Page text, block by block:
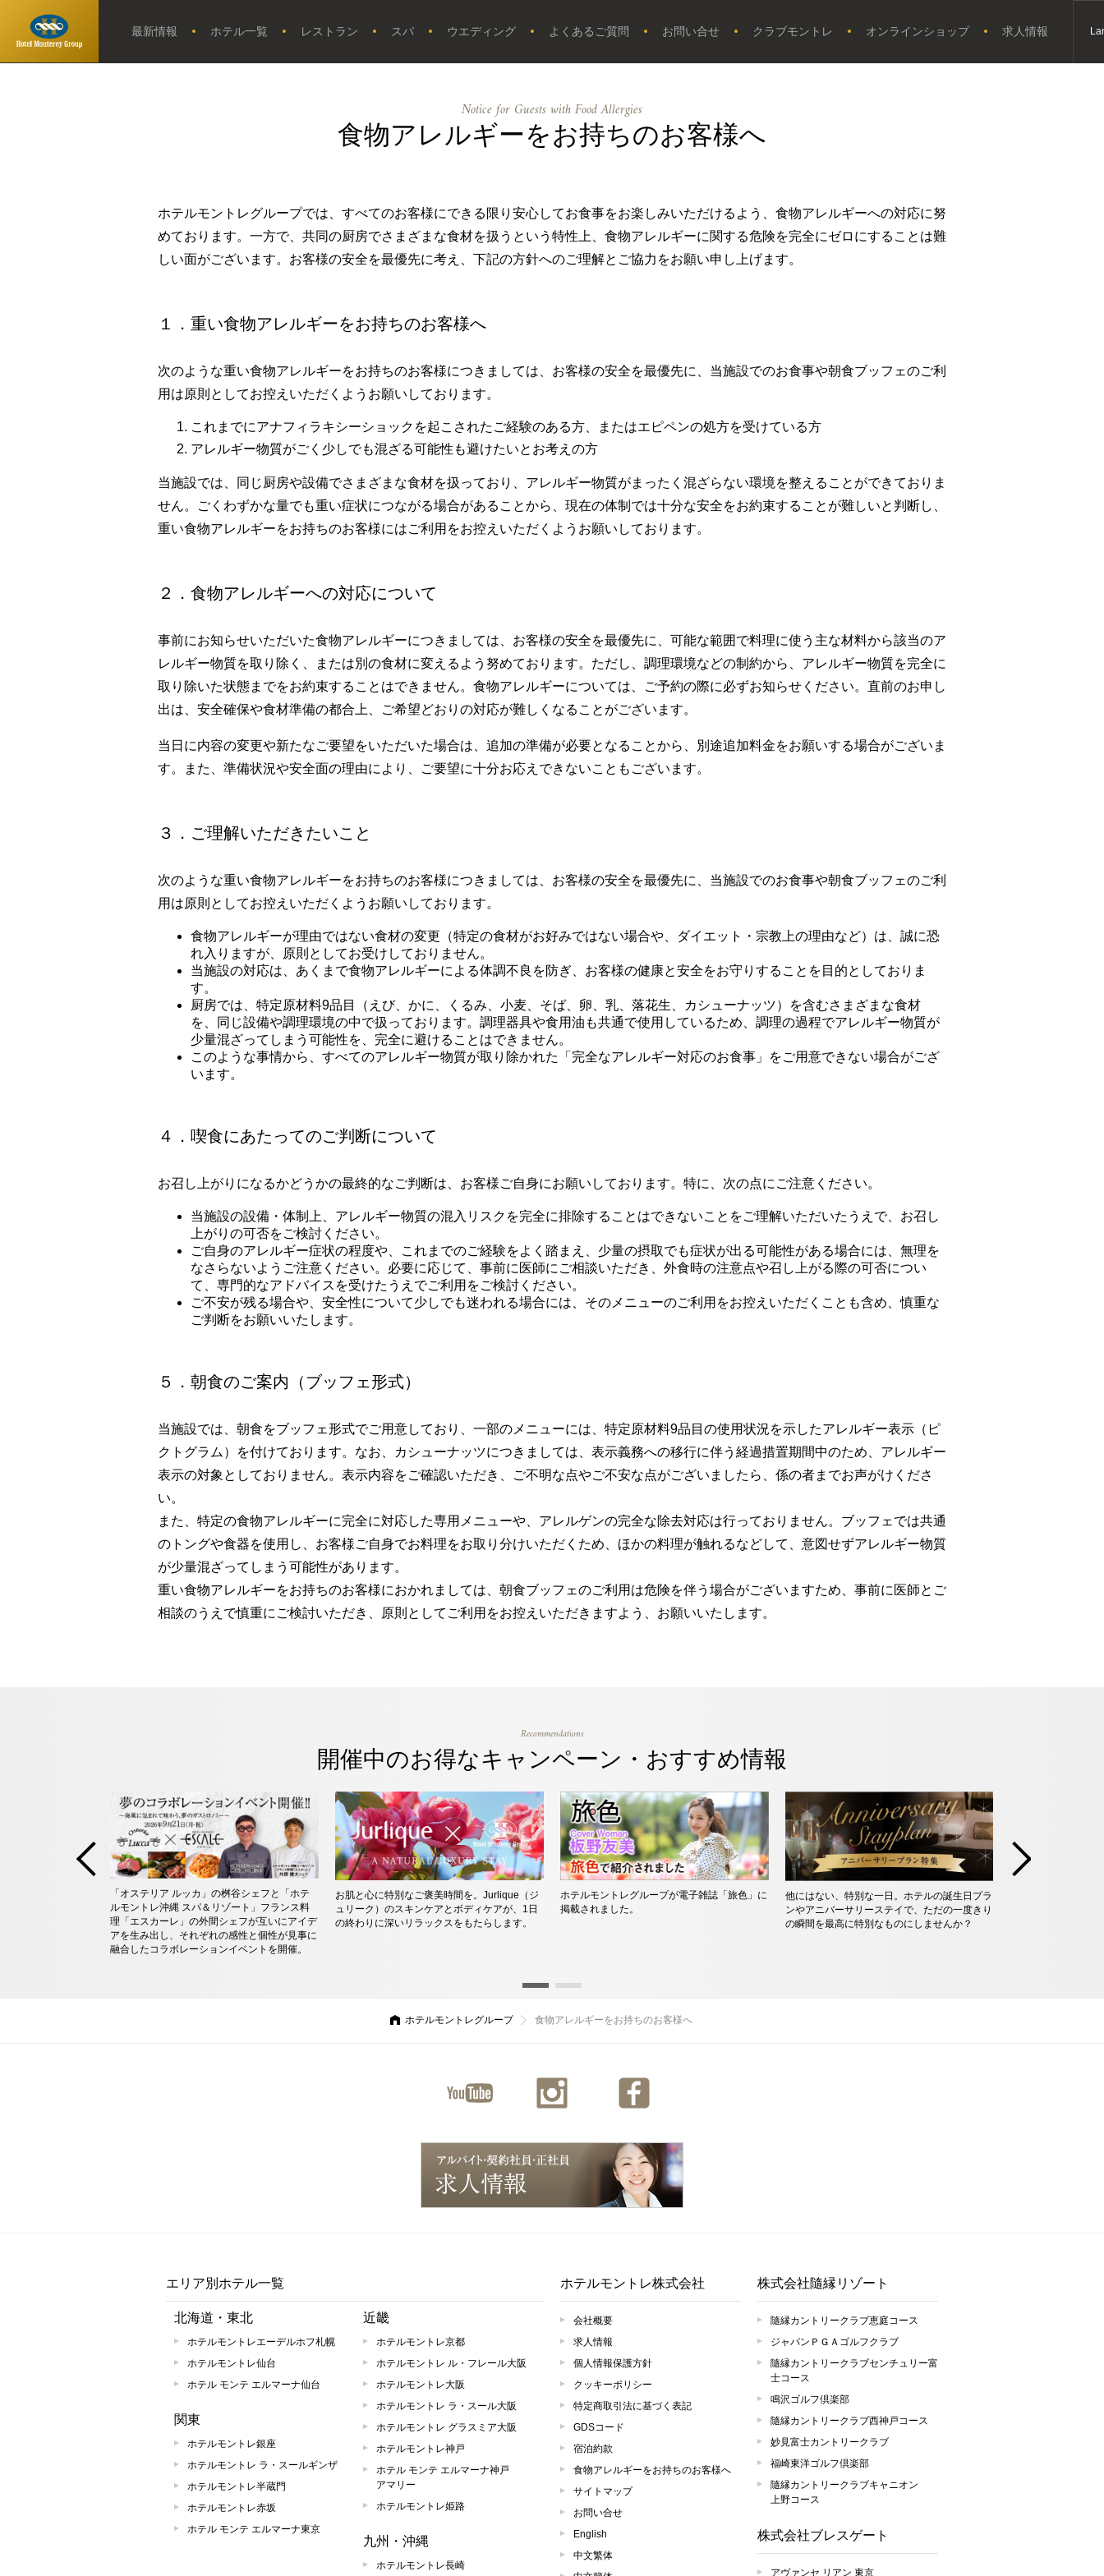
最新情報 ホテル一覧 レストラン スパ ウエディング よくあるご質問 お問い合せ クラブモントレ オンラインショップ 求人情報
Notice for Guests with Food Allergies
食物アレルギーをお持ちのお客様へ
ホテルモントレグループでは、すべてのお客様にできる限り安心してお食事をお楽しみいただけるよう、食物アレルギーへの対応に努
めております。一方で、共同の厨房でさまざまな食材を扱うという特性上、食物アレルギーに関する危険を完全にゼロにすることは難
しい面がございます。お客様の安全を最優先に考え、下記の方針へのご理解とご協力をお願い申し上げます。
１．重い食物アレルギーをお持ちのお客様へ
次のような重い食物アレルギーをお持ちのお客様につきましては、お客様の安全を最優先に、当施設でのお食事や朝食ブッフェのご利
用は原則としてお控えいただくようお願いしております。
これまでにアナフィラキシーショックを起こされたご経験のある方、またはエピペンの処方を受けている方
アレルギー物質がごく少しでも混ざる可能性も避けたいとお考えの方
当施設では、同じ厨房や設備でさまざまな食材を扱っており、アレルギー物質がまったく混ざらない環境を整えることができておりま
せん。ごくわずかな量でも重い症状につながる場合があることから、現在の体制では十分な安全をお約束することが難しいと判断し、
重い食物アレルギーをお持ちのお客様にはご利用をお控えいただくようお願いしております。
２．食物アレルギーへの対応について
事前にお知らせいただいた食物アレルギーにつきましては、お客様の安全を最優先に、可能な範囲で料理に使う主な材料から該当のア
レルギー物質を取り除く、または別の食材に変えるよう努めております。ただし、調理環境などの制約から、アレルギー物質を完全に
取り除いた状態までをお約束することはできません。食物アレルギーについては、ご予約の際に必ずお知らせください。直前のお申し
出は、安全確保や食材準備の都合上、ご希望どおりの対応が難しくなることがございます。
当日に内容の変更や新たなご要望をいただいた場合は、追加の準備が必要となることから、別途追加料金をお願いする場合がございま
す。また、準備状況や安全面の理由により、ご要望に十分お応えできないこともございます。
３．ご理解いただきたいこと
次のような重い食物アレルギーをお持ちのお客様につきましては、お客様の安全を最優先に、当施設でのお食事や朝食ブッフェのご利
用は原則としてお控えいただくようお願いしております。
食物アレルギーが理由ではない食材の変更（特定の食材がお好みではない場合や、ダイエット・宗教上の理由など）は、誠に恐
れ入りますが、原則としてお受けしておりません。
当施設の対応は、あくまで食物アレルギーによる体調不良を防ぎ、お客様の健康と安全をお守りすることを目的としておりま
す。
厨房では、特定原材料9品目（えび、かに、くるみ、小麦、そば、卵、乳、落花生、カシューナッツ）を含むさまざまな食材
を、同じ設備や調理環境の中で扱っております。調理器具や食用油も共通で使用しているため、調理の過程でアレルギー物質が
少量混ざってしまう可能性を、完全に避けることはできません。
このような事情から、すべてのアレルギー物質が取り除かれた「完全なアレルギー対応のお食事」をご用意できない場合がござ
います。
４．喫食にあたってのご判断について
お召し上がりになるかどうかの最終的なご判断は、お客様ご自身にお願いしております。特に、次の点にご注意ください。
当施設の設備・体制上、アレルギー物質の混入リスクを完全に排除することはできないことをご理解いただいたうえで、お召し
上がりの可否をご検討ください。
ご自身のアレルギー症状の程度や、これまでのご経験をよく踏まえ、少量の摂取でも症状が出る可能性がある場合には、無理を
なさらないようご注意ください。必要に応じて、事前に医師にご相談いただき、外食時の注意点や召し上がる際の可否につい
て、専門的なアドバイスを受けたうえでご利用をご検討ください。
ご不安が残る場合や、安全性について少しでも迷われる場合には、そのメニューのご利用をお控えいただくことも含め、慎重な
ご判断をお願いいたします。
５．朝食のご案内（ブッフェ形式）
当施設では、朝食をブッフェ形式でご用意しており、一部のメニューには、特定原材料9品目の使用状況を示したアレルギー表示（ピ
クトグラム）を付けております。なお、カシューナッツにつきましては、表示義務への移行に伴う経過措置期間中のため、アレルギー
表示の対象としておりません。表示内容をご確認いただき、ご不明な点やご不安な点がございましたら、係の者までお声がけくださ
い。
また、特定の食物アレルギーに完全に対応した専用メニューや、アレルゲンの完全な除去対応は行っておりません。ブッフェでは共通
のトングや食器を使用し、お客様ご自身でお料理をお取り分けいただくため、ほかの料理が触れるなどして、意図せずアレルギー物質
が少量混ざってしまう可能性があります。
重い食物アレルギーをお持ちのお客様におかれましては、朝食ブッフェのご利用は危険を伴う場合がございますため、事前に医師とご
相談のうえで慎重にご検討いただき、原則としてご利用をお控えいただきますよう、お願いいたします。
Recommendations
開催中のお得なキャンペーン・おすすめ情報
「オステリア ルッカ」の桝谷シェフと「ホテ
ルモントレ沖縄 スパ＆リゾート」フランス料
理「エスカーレ」の外間シェフが互いにアイデ
アを生み出し、それぞれの感性と個性が見事に
融合したコラボレーションイベントを開催。
お肌と心に特別なご褒美時間を。Jurlique（ジ
ュリーク）のスキンケアとボディケアが、1日
の終わりに深いリラックスをもたらします。
ホテルモントレグループが電子雑誌「旅色」に
掲載されました。
他にはない、特別な一日。ホテルの誕生日プラ
ンやアニバーサリーステイで、ただの一度きり
の瞬間を最高に特別なものにしませんか？
ホテルモントレグループ 食物アレルギーをお持ちのお客様へ
ューブ
タグラ
ム
スブッ
ク
エリア別ホテル一覧
北海道・東北
ホテルモントレエーデルホフ札幌
ホテルモントレ仙台
ホテル モンテ エルマーナ仙台
関東
ホテルモントレ銀座
ホテルモントレ ラ・スールギンザ
ホテルモントレ半蔵門
ホテルモントレ赤坂
ホテル モンテ エルマーナ東京
近畿
ホテルモントレ京都
ホテルモントレ ル・フレール大阪
ホテルモントレ大阪
ホテルモントレ ラ・スール大阪
ホテルモントレ グラスミア大阪
ホテルモントレ神戸
ホテル モンテ エルマーナ神戸
アマリー
ホテルモントレ姫路
九州・沖縄
ホテルモントレ長崎
ホテルモントレ株式会社
会社概要
求人情報
個人情報保護方針
クッキーポリシー
特定商取引法に基づく表記
GDSコード
宿泊約款
食物アレルギーをお持ちのお客様へ
サイトマップ
お問い合せ
English
中文繁体
株式会社隨縁リゾート
隨縁カントリークラブ恵庭コース
ジャパンＰＧＡゴルフクラブ
隨縁カントリークラブセンチュリー富
士コース
鳴沢ゴルフ倶楽部
隨縁カントリークラブ西神戸コース
妙見富士カントリークラブ
福崎東洋ゴルフ倶楽部
隨縁カントリークラブキャニオン
上野コース
株式会社ブレスゲート
アヴァンセ リアン 東京
トップページ
ユー
ーブ
イン
ム
ファ
ク
宿泊検索 航空券＋宿泊検索 新幹線・JR＋宿泊検索
チェックイン日がお決まりの方
人数 室数
1室
チェックイン日がお決まりでない方
レストラン予約
関東
近畿
九州・沖縄